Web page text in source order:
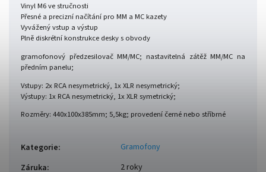
Vinyl M6 ve stručnosti
Přesné a precizní načítání pro MM a MC kazety
Vyvážený vstup a výstup
Plně diskrétní konstrukce desky s obvody
gramofonový předzesilovač MM/MC; nastavitelná zátěž MM/MC na
předním panelu;
Vstupy: 2x RCA nesymetrický, 1x XLR nesymetrický;
Výstupy: 1x RCA nesymetrický, 1x XLR symetrický;
Rozměry: 440x100x385mm; 5,5kg; provedení černé nebo stříbrné
Kategorie:
Gramofony
Záruka: 2 roky